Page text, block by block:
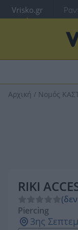
Vrisko.gr
Αρχική / Νομός
RIKI
Piercing
3ης